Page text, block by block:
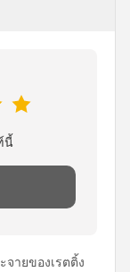
นี้
จายของเรตติ้ง